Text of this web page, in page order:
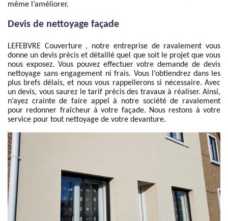
même l’améliorer.
Devis de nettoyage façade
LEFEBVRE Couverture , notre entreprise de ravalement vous
donne un devis précis et détaillé quel que soit le projet que vous
nous exposez. Vous pouvez effectuer votre demande de devis
nettoyage sans engagement ni frais. Vous l’obtiendrez dans les
plus brefs délais, et nous vous rappellerons si nécessaire. Avec
un devis, vous saurez le tarif précis des travaux à réaliser. Ainsi,
n’ayez crainte de faire appel à notre société de ravalement
pour redonner fraîcheur à votre façade. Nous restons à votre
service pour tout nettoyage de votre devanture.